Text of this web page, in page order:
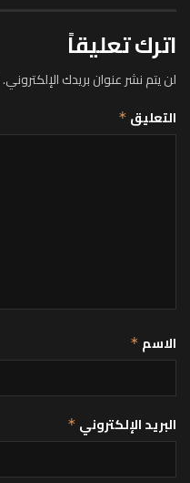
اترك تعليقاً
لن يتم نشر عنوان بريدك الإلكتروني.
التعليق *
الاسم *
البريد الإلكتروني *